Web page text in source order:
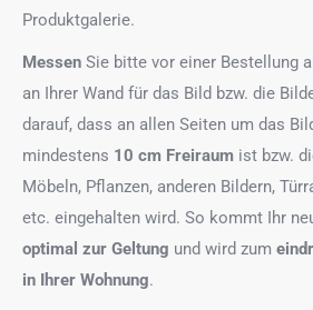
Produktgalerie.
Messen Sie bitte vor einer Bestellung
an Ihrer Wand für das Bild bzw. die
darauf, dass an allen Seiten um das
mindestens 10 cm Freiraum ist bzw.
Möbeln, Pflanzen, anderen Bildern,
etc. eingehalten wird. So kommt Ihr
optimal zur Geltung und wird zum
in Ihrer Wohnung.